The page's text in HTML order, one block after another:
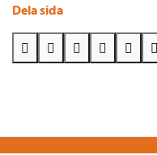
Dela sida